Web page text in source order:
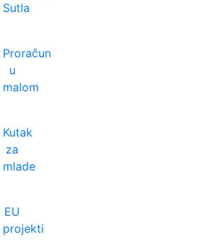
Sutla
Proračun
u
malom
Kutak
za
mlade
EU
projekti